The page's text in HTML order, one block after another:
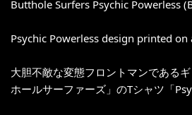
Butthole Surfers Psychic Powerless
Psychic Powerless design printed
大胆不敵な変態フロントマンである
ホールサーファーズ」のTシャツ「